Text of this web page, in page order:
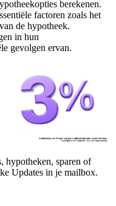
berekenen.
factoren zoals het
de hypotheek.
in hun
gevolgen ervan.
hypotheken, sparen of
Updates in je mailbox.